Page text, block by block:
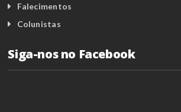
Falecimentos
Colunistas
Siga-nos no Facebook